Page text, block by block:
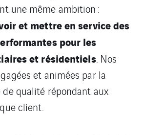
une même ambition :
et mettre en service des
pour les
et résidentiels. Nos
et animées par la
qualité répondant aux
client.